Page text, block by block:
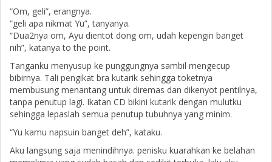
“Om, geli”, erangnya.
“geli apa nikmat Yu”, tanyanya.
“Dua2nya om, Ayu dientot dong om, udah kepengin banget
nih”, katanya to the point.
Tanganku menyusup ke punggungnya sambil mengecup
bibirnya. Tali pengikat bra kutarik sehingga toketnya
membusung menantang untuk diremas dan dikenyot pentilnya,
tanpa penutup lagi. Ikatan CD bikini kutarik dengan mulutku
sehingga lepaslah semua penutup tubuhnya yang minim.
“Yu kamu napsuin banget deh”, kataku.
Aku langsung saja menindihnya. penisku kuarahkan ke belahan